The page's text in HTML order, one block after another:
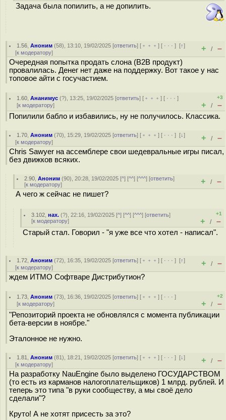
Задача была попилить, а не допилить.
1.56 ,Аноним (58), 13:10, 19/02/2025 [ответить] [ ﹢﹢﹢] [ · · ·][↑]
[к модератору] + / –
Очередная попытка продать слона (B2B продукт)
провалилась. Денег нет даже на поддержку. Вот такое у нас
топовое айти с госучастием.
1.60 ,Ананимус (?), 13:25, 19/02/2025 [ответить] [ ﹢﹢﹢] [ · · ·]
[к модератору]
+3
+ / –
Попилили бабло и избавились, ну не получилось. Классика.
1.70 ,Аноним (70), 15:29, 19/02/2025 [ответить] [ ﹢﹢﹢] [ · · ·][↓]
[к модератору] + / –
Chris Sawyer на ассемблере свои шедевральные игры писал,
без движков всяких.
2.90 ,Аноним (90), 20:28, 19/02/2025 [^] [^^] [^^^] [ответить]
[к модератору] + / –
А чего ж сейчас не пишет?
3.102 ,нах. (?), 22:16, 19/02/2025 [^] [^^] [^^^] [ответить]
[к модератору]
+1
+ / –
Старый стал. Говорил - "я уже все что хотел - написал".
1.72 ,Аноним (72), 16:35, 19/02/2025 [ответить] [ ﹢﹢﹢] [ · · ·][↑]
[к модератору] + / –
ждем ИТМО Софтваре Дистрибутион?
1.73 ,Аноним (73), 16:36, 19/02/2025 [ответить] [ ﹢﹢﹢] [ · · ·]
[к модератору]
+2
+ / –
"Репозиторий проекта не обновлялся с момента публикации
бета-версии в ноябре."
Эталонное не нужно.
1.81 ,Аноним (81), 18:21, 19/02/2025 [ответить] [ ﹢﹢﹢] [ · · ·][↓]
[к модератору] + / –
На разработку NauEngine было выделено ГОСУДАРСТВОМ
(то есть из карманов налогоплательщиков) 1 млрд. рублей. И
теперь это типа "в руки сообществу, а мы своё дело
сделали"?
Круто! А не хотят присесть за это?